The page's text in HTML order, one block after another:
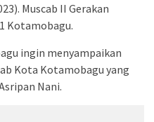
Muscab II Gerakan
Kotamobagu.
ingin menyampaikan
Kota Kotamobagu yang
Nani.